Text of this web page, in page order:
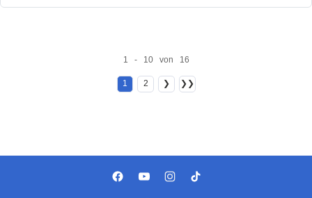
1 - 10 von 16
1 2 ❯ ❯❯